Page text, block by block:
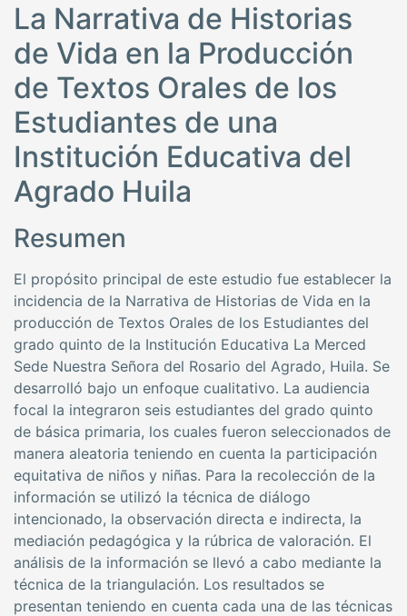
La Narrativa de Historias
de Vida en la Producción
de Textos Orales de los
Estudiantes de una
Institución Educativa del
Agrado Huila
Resumen
El propósito principal de este estudio fue establecer la
incidencia de la Narrativa de Historias de Vida en la
producción de Textos Orales de los Estudiantes del
grado quinto de la Institución Educativa La Merced
Sede Nuestra Señora del Rosario del Agrado, Huila. Se
desarrolló bajo un enfoque cualitativo. La audiencia
focal la integraron seis estudiantes del grado quinto
de básica primaria, los cuales fueron seleccionados de
manera aleatoria teniendo en cuenta la participación
equitativa de niños y niñas. Para la recolección de la
información se utilizó la técnica de diálogo
intencionado, la observación directa e indirecta, la
mediación pedagógica y la rúbrica de valoración. El
análisis de la información se llevó a cabo mediante la
técnica de la triangulación. Los resultados se
presentan teniendo en cuenta cada una de las técnicas